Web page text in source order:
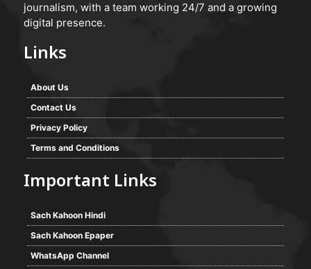
journalism, with a team working 24/7 and a growing
digital presence.
Links
About Us
Contact Us
Privacy Policy
Terms and Conditions
Important Links
Sach Kahoon Hindi
Sach Kahoon Epaper
WhatsApp Channel